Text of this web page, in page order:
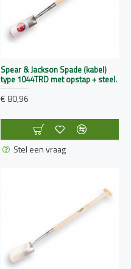
Spear & Jackson Spade (kabel)
type 1044TRD met opstap + steel.
€ 80,96
Stel een vraag